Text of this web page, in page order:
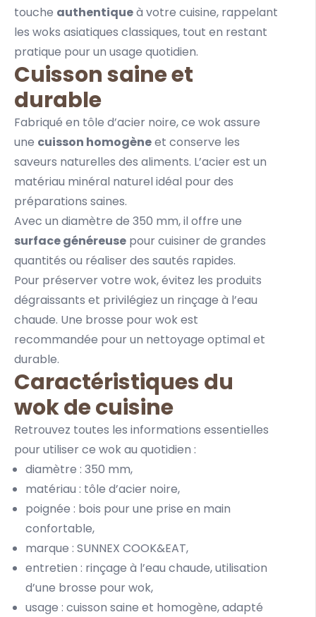
touche authentiqueà votre cuisine, rappelant
les woks asiatiques classiques, tout en restant
pratique pour un usage quotidien.
Cuisson saine et
durable
Fabriqué en tôle d’acier noire, ce wok assure
une cuisson homogèneet conserve les
saveurs naturelles des aliments. L’acier est un
matériau minéral naturel idéal pour des
préparations saines.
Avec un diamètre de 350 mm, il offre une
surface généreuse pour cuisiner de grandes
quantités ou réaliser des sautés rapides.
Pour préserver votre wok, évitez les produits
dégraissants et privilégiez un rinçage à l’eau
chaude. Une brosse pour wokest
recommandée pour un nettoyage optimal et
durable.
Caractéristiques du
wok de cuisine
Retrouvez toutes les informations essentielles
pour utiliser ce wok au quotidien :
diamètre : 350 mm,
matériau : tôle d’acier noire,
poignée : bois pour une prise en main
confortable,
marque : SUNNEX COOK&EAT,
entretien : rinçage à l’eau chaude, utilisation
d’une brosse pour wok,
usage : cuisson saine et homogène, adapté